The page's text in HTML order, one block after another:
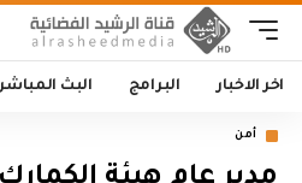
اخر الاخبار البرامج البث المباشر
أمن